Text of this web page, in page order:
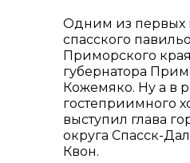
Одним из первых
спасского
Приморского
губернатора
Кожемяко. Ну а в
гостеприимного
выступил глава
округа Спасск-
Квон.